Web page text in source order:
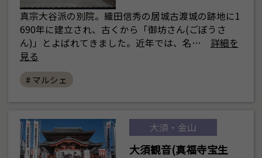
真宗大谷派の別院。織田信秀の居城古渡城の跡地に1
690年に建立され、古くから「御坊さん(ごぼうさ
ん)」とよばれてきました。近年では、名…
詳細を
見る
# マルシェ
大須・金山
大須観音(真福寺宝生